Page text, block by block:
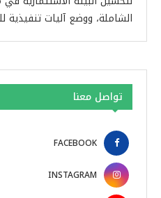
الشاملة، ووضع آليات تنفيذية
تواصل معنا
FACEBOOK
INSTAGRAM